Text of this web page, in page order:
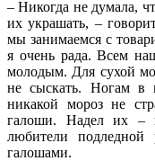
– Никогда не думала,
их украшать, –
мы занимаемся с
я очень рада. Всем
молодым. Для сухой
не сыскать. Ногам в
никакой мороз не
галоши. Надел их –
любители
галошами.